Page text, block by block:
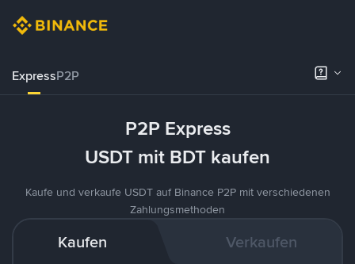
ExpressP2P
P2P Express
USDT mit BDT kaufen
Kaufe und verkaufe USDT auf Binance P2P mit verschiedenen
Zahlungsmethoden
Kaufen Verkaufen